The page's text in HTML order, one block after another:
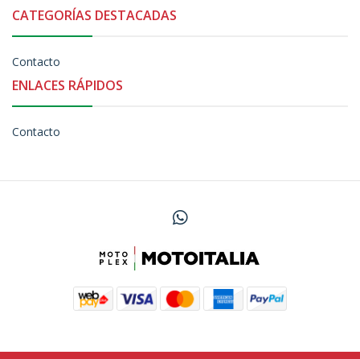
CATEGORÍAS DESTACADAS
Contacto
ENLACES RÁPIDOS
Contacto